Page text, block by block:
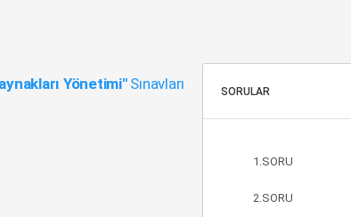
Yönetimi"Sınavları SORULAR
1.SORU
2.SORU